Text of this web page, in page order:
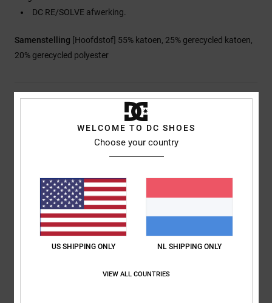
DC RE/SOLVE afwerking.
Samenstelling [Hoofdstof] 55% katoen, 25% gerecycled katoen,
20% gerecycled polyester
Bezorging en Retour
Gemiddelde score
5.0
2026
WELCOME TO DC SHOES
Choose your country
US SHIPPING ONLY NL SHIPPING ONLY
VIEW ALL COUNTRIES